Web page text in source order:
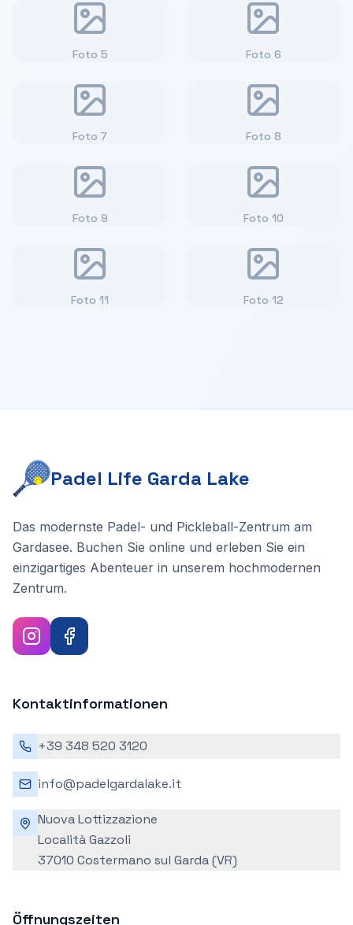
Foto 5 Foto 6
Foto 7 Foto 8
Foto 9 Foto 10
Foto 11 Foto 12
Padel Life Garda Lake
Das modernste Padel- und Pickleball-Zentrum am
Gardasee. Buchen Sie online und erleben Sie ein
einzigartiges Abenteuer in unserem hochmodernen
Zentrum.
Kontaktinformationen
+39 348 520 3120
info@padelgardalake.it
Nuova Lottizzazione
Località Gazzoli
37010 Costermano sul Garda (VR)
Öffnungszeiten